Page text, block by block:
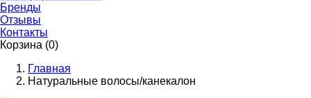
Бренды
Отзывы
Контакты
Корзина (0)
Главная
Натуральные волосы/канекалон